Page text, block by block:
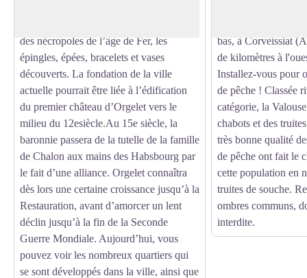
des nécropoles de l’âge de Fer, les
épingles, épées, bracelets et vases
découverts. La fondation de la ville
actuelle pourrait être liée à l’édification
du premier château d’Orgelet vers le
milieu du 12esiècle.Au 15e siècle, la
baronnie passera de la tutelle de la famille
de Chalon aux mains des Habsbourg par
le fait d’une alliance. Orgelet connaîtra
dès lors une certaine croissance jusqu’à la
Restauration, avant d’amorcer un lent
déclin jusqu’à la fin de la Seconde
Guerre Mondiale. Aujourd’hui, vous
pouvez voir les nombreux quartiers qui
se sont développés dans la ville, ainsi que
bas, à Corveissiat
de kilomètres à
Installez-vous pour
de pêche ! Classée
catégorie, la
chabots et des
très bonne qualité
de pêche ont fait le
cette population en
truites de souche.
ombres communs,
interdite.